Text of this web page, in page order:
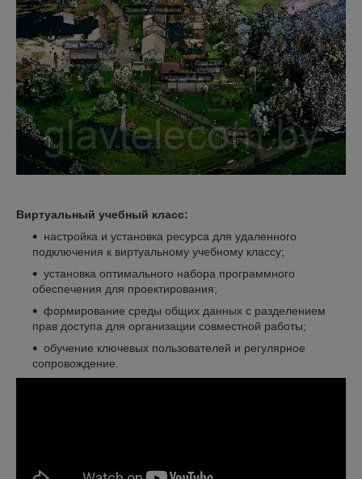
Виртуальный учебный класс:
настройка и установка ресурса для удаленного
подключения к виртуальному учебному классу;
установка оптимального набора программного
обеспечения для проектирования;
формирование среды общих данных с разделением
прав доступа для организации совместной работы;
обучение ключевых пользователей и регулярное
сопровождение.